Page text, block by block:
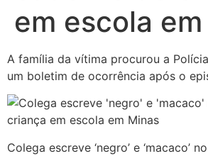
em escola
A família da vítima procurou a
um boletim de ocorrência após o
Colega escreve ‘negro’ e ‘macaco’